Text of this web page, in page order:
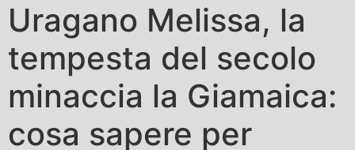
Uragano Melissa, la
tempesta del secolo
minaccia la Giamaica:
cosa sapere per